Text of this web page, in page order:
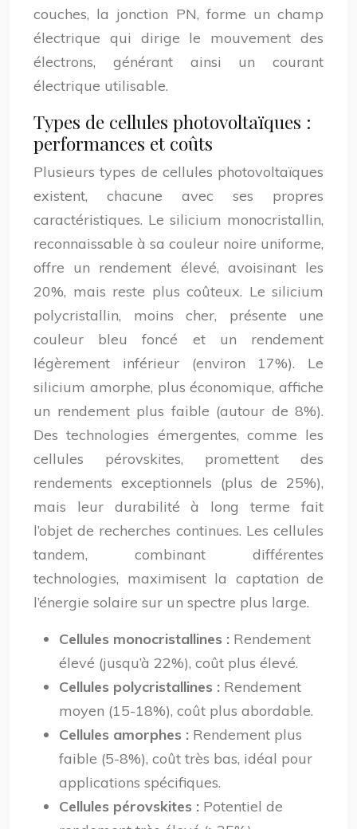
couches, la jonction PN, forme un champ
électrique qui dirige le mouvement des
électrons, générant ainsi un courant
électrique utilisable.
Types de cellules photovoltaïques :
performances et coûts
Plusieurs types de cellules photovoltaïques
existent, chacune avec ses propres
caractéristiques. Le silicium monocristallin,
reconnaissable à sa couleur noire uniforme,
offre un rendement élevé, avoisinant les
20%, mais reste plus coûteux. Le silicium
polycristallin, moins cher, présente une
couleur bleu foncé et un rendement
légèrement inférieur (environ 17%). Le
silicium amorphe, plus économique, affiche
un rendement plus faible (autour de 8%).
Des technologies émergentes, comme les
cellules pérovskites, promettent des
rendements exceptionnels (plus de 25%),
mais leur durabilité à long terme fait
l’objet de recherches continues. Les cellules
tandem, combinant différentes
technologies, maximisent la captation de
l’énergie solaire sur un spectre plus large.
Cellules monocristallines : Rendement
élevé (jusqu’à 22%), coût plus élevé.
Cellules polycristallines : Rendement
moyen (15-18%), coût plus abordable.
Cellules amorphes : Rendement plus
faible (5-8%), coût très bas, idéal pour
applications spécifiques.
Cellules pérovskites : Potentiel de